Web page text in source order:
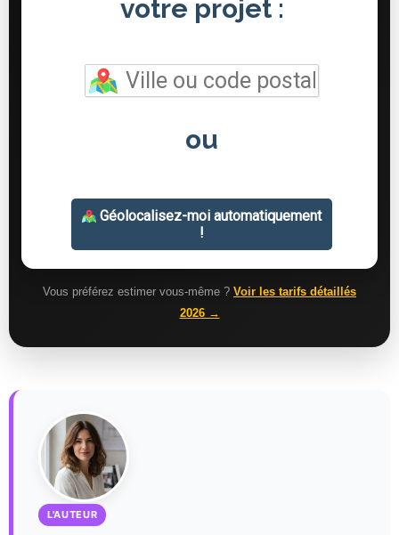
Vous préférez estimer vous-même ? Voir les tarifs détaillés
2026 →
L'AUTEUR